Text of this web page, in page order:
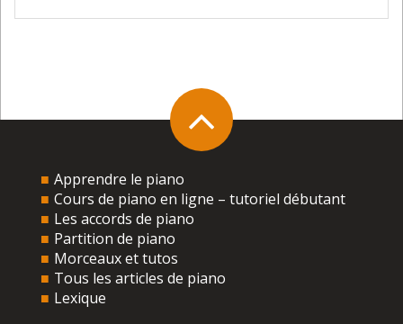
Apprendre le piano
Cours de piano en ligne – tutoriel débutant
Les accords de piano
Partition de piano
Morceaux et tutos
Tous les articles de piano
Lexique